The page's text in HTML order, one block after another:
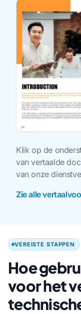
Klik op de
van vertaalde
van onze
Zie alle
VEREISTE STAPPEN
Hoe
voor het